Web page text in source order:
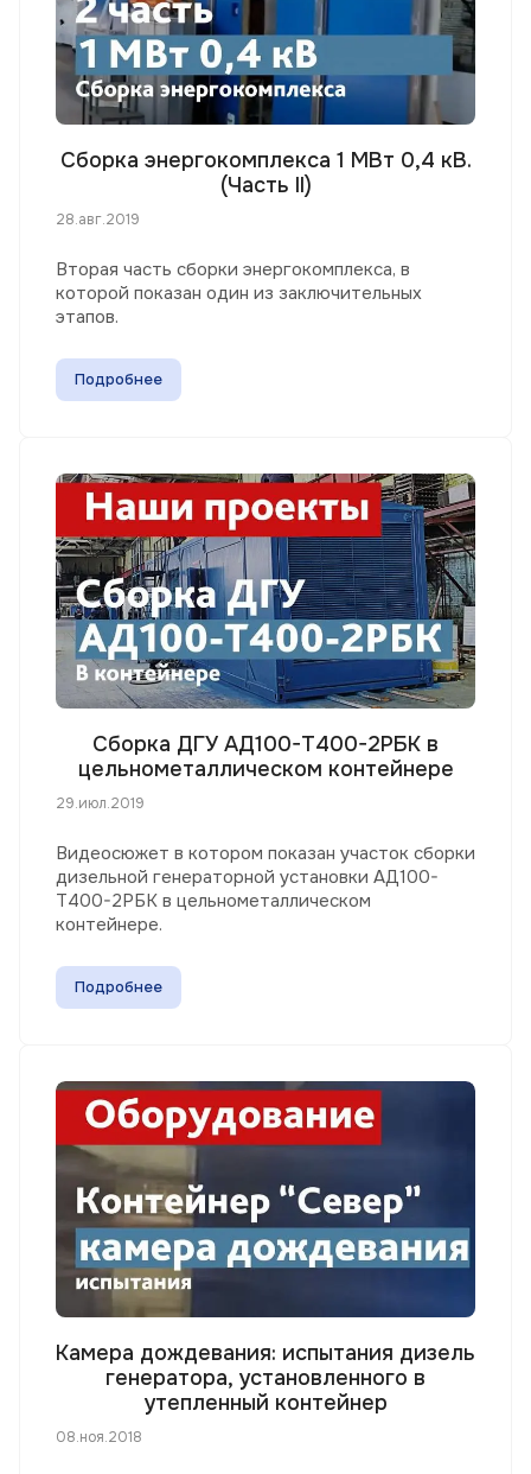
Сборка энергокомплекса 1 МВт 0,4 кВ.
(Часть II)
28.авг.2019
Вторая часть сборки энергокомплекса, в
которой показан один из заключительных
этапов.
Подробнее
Сборка ДГУ АД100-Т400-2РБК в
цельнометаллическом контейнере
29.июл.2019
Видеосюжет в котором показан участок сборки
дизельной генераторной установки АД100-
Т400-2РБК в цельнометаллическом
контейнере.
Подробнее
Камера дождевания: испытания дизель
генератора, установленного в
утепленный контейнер
08.ноя.2018